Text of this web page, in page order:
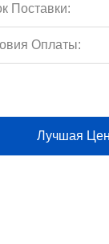
Поставки:
Оплаты:
Лучшая